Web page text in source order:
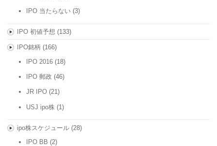
IPO 当たらない (3)
IPO 初値予想 (133)
IPO銘柄 (166)
IPO 2016 (18)
IPO 郵政 (46)
JR IPO (21)
USJ ipo株 (1)
ipo株スケジュール(28)
IPO BB (2)